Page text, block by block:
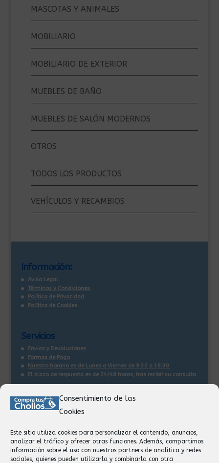
Consentimiento de las
Cookies
Este sitio utiliza cookies para personalizar el contenido, anuncios,
analizar el tráfico y ofrecer otras funciones. Además, compartimos
información sobre el uso con nuestros partners de analítica y redes
sociales, quienes pueden utilizarla y combinarla con otra
MASCOTAS Y ANIMALES
MOBILIARIO
MOBILIARIO DE EXTERIOR
MUEBLES DE BAÑO
MUEBLES DE SALÓN MODERNOS
OTROS
TODOS LOS PRODUCTOS
VEHÍCULOS Y RECAMBIOS
Información:
Aviso Legal.
Términos y Condiciones.
Política de Privacidad.
Política de Cookies.
Servicios
Envios y Devoluciones
Formas de Pago
Nuestro horario es de Lunes a Viernes de 9:30 a 18:30.
El plazo de respuesta es de 24/48 horas, tras recibir su consulta.
Contacto:
Facturación
Devoluciones
Privacidad